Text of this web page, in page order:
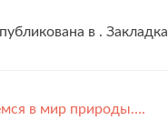
в . Закладка
в мир природы….